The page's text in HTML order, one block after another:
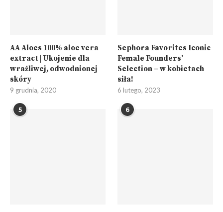
AA Aloes 100% aloe vera
extract | Ukojenie dla
wrażliwej, odwodnionej
skóry
9 grudnia, 2020
Sephora Favorites Iconic
Female Founders’
Selection – w kobietach
siła!
6 lutego, 2023
5 6